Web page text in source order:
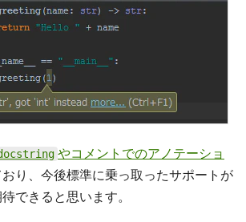
やコメントでのアノテーショ
おり、今後標準に乗っ取ったサポートが
できると思います。